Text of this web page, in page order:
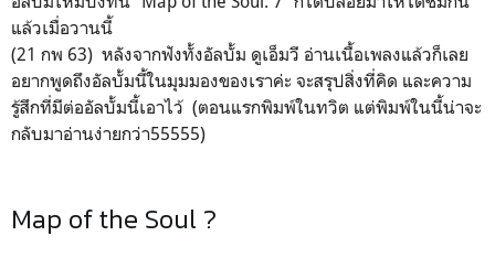
แล้วเมื่อวานนี้
(21 กพ 63) หลังจากฟังทั้งอัลบั้ม ดูเอ็มวี อ่านเนื้อเพลงแล้วก็เลย
อยากพูดถึงอัลบั้มนี้ในมุมมองของเราค่ะ จะสรุปสิ่งที่คิด และความ
รู้สึกที่มีต่ออัลบั้มนี้เอาไว้ (ตอนแรกพิมพ์ในทวิต แต่พิมพ์ในนี้น่าจะ
กลับมาอ่านง่ายกว่า55555)
Map of the Soul ?